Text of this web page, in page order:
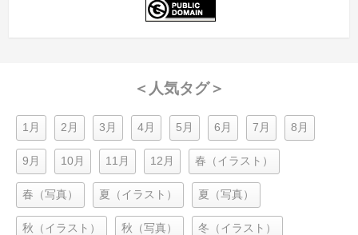
＜人気タグ＞
1月 2月 3月 4月 5月 6月 7月 8月
9月 10月 11月 12月 春（イラスト）
春（写真） 夏（イラスト） 夏（写真）
秋（イラスト） 秋（写真） 冬（イラスト）